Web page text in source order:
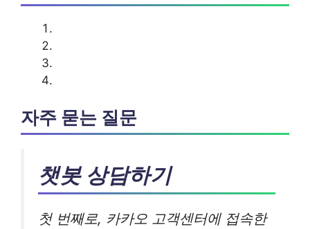
자주 묻는 질문
챗봇 상담하기
첫 번째로, 카카오 고객센터에 접속한